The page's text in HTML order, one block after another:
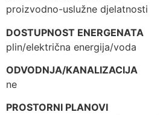
proizvodno-uslužne djelatnosti
DOSTUPNOST ENERGENATA
plin/električna energija/voda
ODVODNJA/KANALIZACIJA
ne
PROSTORNI PLANOVI